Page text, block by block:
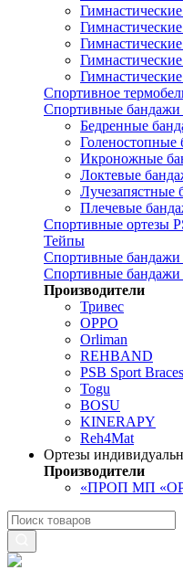
Спортивное
Спортивные
Бедренные
Голеностопные
Икроножные
Локтевые
Лучезапястные
Плечевые
Спортивные ортезы
Тейпы
Спортивные бандажи
Спортивные бандажи
Производители
Тривес
OPPO
Orliman
REHBAND
PSB Sport Braces
Togu
BOSU
KINERAPY
Reh4Mat
Ортезы
Производители
«ПРОП МП